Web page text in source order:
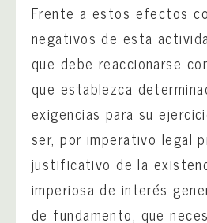
Frente a estos efectos
negativos de esta
que debe reaccionarse
que establezca
exigencias para su
ser, por imperativo legal
justificativo de la
imperiosa de interés
de fundamento, que